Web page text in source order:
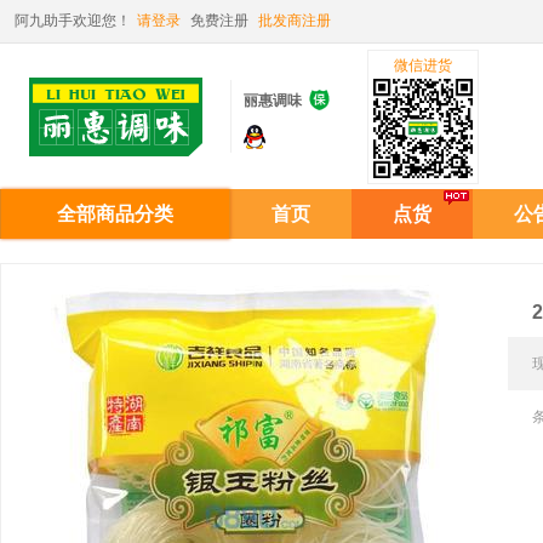
阿九助手欢迎您！ 请登录 免费注册 批发商注册
丽惠调味 
微信进货
全部商品分类 首页 点货 公